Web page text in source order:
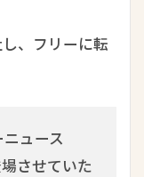
、フリーに転
ュース
させていた